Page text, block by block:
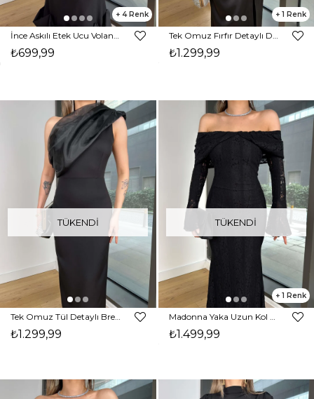
4
İnce Askılı Etek Ucu Volanlı Raha Kadın Siyah Elbise 23Y000203
₺699,99
1
Tek Omuz Fırfır Detaylı Drapeli Bordır Siyah Kadın Saten Elbise 25Y142
₺1.299,99
TÜKENDI
Tek Omuz Tül Detaylı Brest Siyah Kadın Elbise 25Y145
₺1.299,99
TÜKENDI
1
Madonna Yaka Uzun Kol Dantel Enivey Siyah Kadın Elbise 25Y071
₺1.499,99